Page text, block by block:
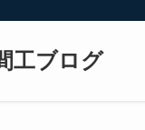
工ブログ